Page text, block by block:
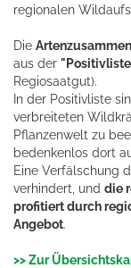
regionalen
Die
aus der
Regiosaatgut).
In der Positivliste
verbreiteten
Pflanzenwelt zu
bedenkenlos dort
Eine Verfälschung
verhindert, und die
profitiert durch
Angebot.
>> Zur